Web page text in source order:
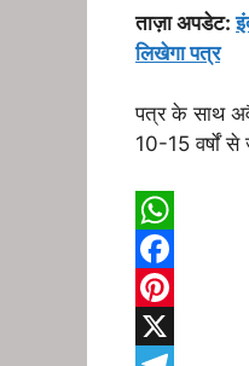
ताज़ा अपडेट:
लिखेगा पत्र
पत्र के साथ
10-15 वर्षों
W
h
a
F
aP